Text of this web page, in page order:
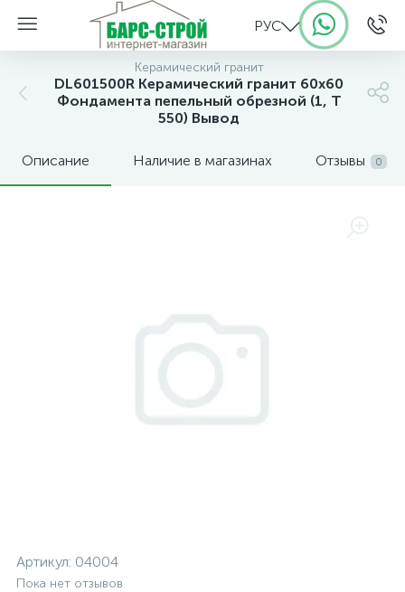
РУС
Керамический гранит
DL601500R Керамический гранит 60х60
Фондамента пепельный обрезной (1, Т
550) Вывод
Описание Наличие в магазинах Отзывы 0
Артикул: 04004
Пока нет отзывов